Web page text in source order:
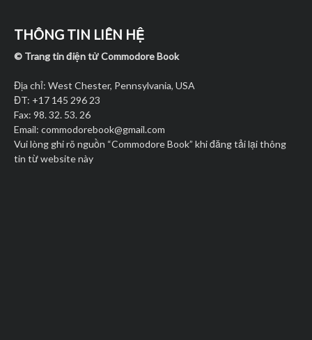
THÔNG TIN LIÊN HỆ
© Trang tin điện tử Commodore Book
Địa chỉ: West Chester, Pennsylvania, USA
ĐT: +17 145 296 23
Fax: 98. 32. 53. 26
Email: commodorebook@gmail.com
Vui lòng ghi rõ nguồn “Commodore Book” khi đăng tải lại thông
tin từ website này